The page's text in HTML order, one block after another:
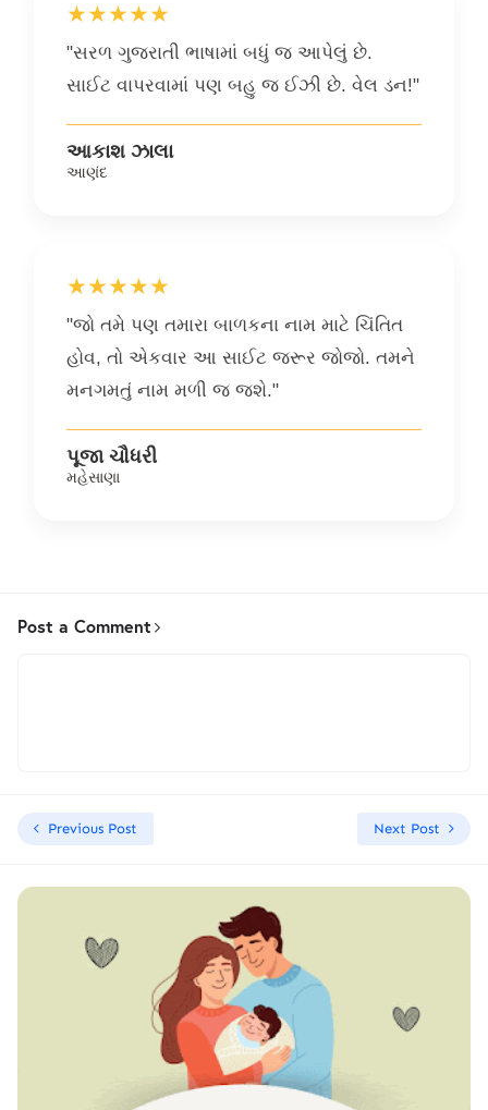
★★★★★
"સરળ ગુજરાતી ભાષામાં બધું જ આપેલું છે.
સાઈટ વાપરવામાં પણ બહુ જ ઈઝી છે. વેલ ડન!"
આકાશ ઝાલા
આણંદ
★★★★★
"જો તમે પણ તમારા બાળકના નામ માટે ચિંતિત
હોવ, તો એકવાર આ સાઈટ જરૂર જોજો. તમને
મનગમતું નામ મળી જ જશે."
પૂજા ચૌધરી
મહેસાણા
Post a Comment
Previous Post Next Post